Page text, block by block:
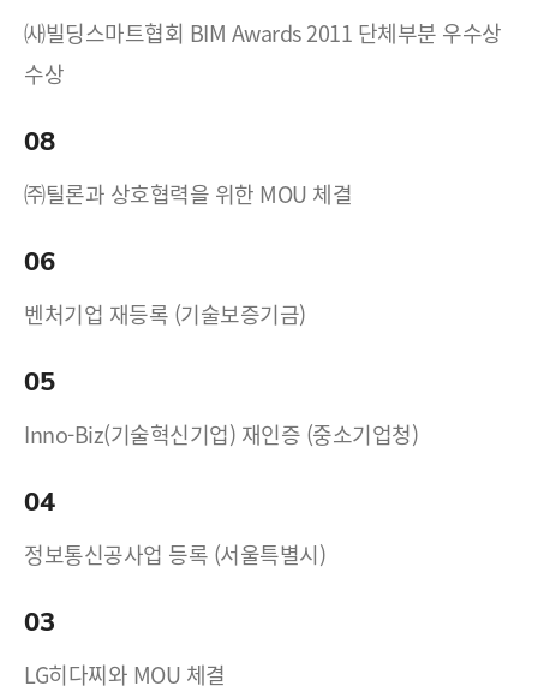
㈔빌딩스마트협회 BIM Awards 2011 단체부분 우수상
수상
08
㈜틸론과 상호협력을 위한 MOU 체결
06
벤처기업 재등록 (기술보증기금)
05
Inno-Biz(기술혁신기업) 재인증 (중소기업청)
04
정보통신공사업 등록 (서울특별시)
03
LG히다찌와 MOU 체결